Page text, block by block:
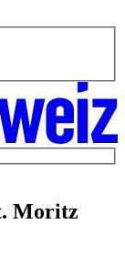
Moritz